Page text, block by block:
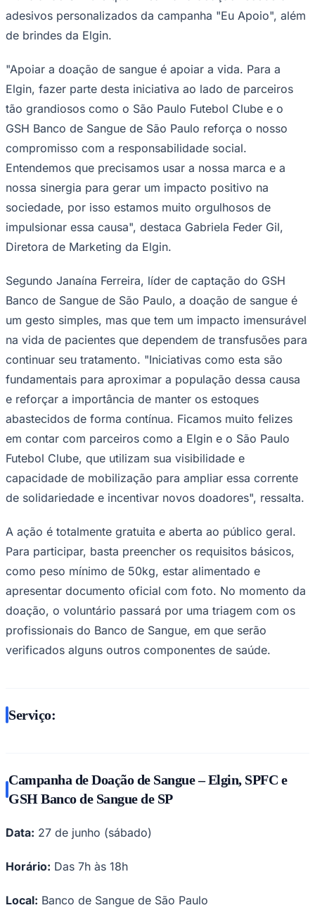
Corinthians
Palmeiras
São Paulo
adesivos personalizados da campanha "Eu Apoio", além
de brindes da Elgin.
"Apoiar a doação de sangue é apoiar a vida. Para a
Elgin, fazer parte desta iniciativa ao lado de parceiros
tão grandiosos como o São Paulo Futebol Clube e o
GSH Banco de Sangue de São Paulo reforça o nosso
compromisso com a responsabilidade social.
Entendemos que precisamos usar a nossa marca e a
nossa sinergia para gerar um impacto positivo na
sociedade, por isso estamos muito orgulhosos de
impulsionar essa causa", destaca Gabriela Feder Gil,
Diretora de Marketing da Elgin.
Segundo Janaína Ferreira, líder de captação do GSH
Banco de Sangue de São Paulo, a doação de sangue é
um gesto simples, mas que tem um impacto imensurável
na vida de pacientes que dependem de transfusões para
continuar seu tratamento. "Iniciativas como esta são
fundamentais para aproximar a população dessa causa
e reforçar a importância de manter os estoques
abastecidos de forma contínua. Ficamos muito felizes
em contar com parceiros como a Elgin e o São Paulo
Futebol Clube, que utilizam sua visibilidade e
capacidade de mobilização para ampliar essa corrente
de solidariedade e incentivar novos doadores", ressalta.
A ação é totalmente gratuita e aberta ao público geral.
Para participar, basta preencher os requisitos básicos,
como peso mínimo de 50kg, estar alimentado e
apresentar documento oficial com foto. No momento da
doação, o voluntário passará por uma triagem com os
profissionais do Banco de Sangue, em que serão
verificados alguns outros componentes de saúde.
Serviço:
Campanha de Doação de Sangue – Elgin, SPFC e
GSH Banco de Sangue de SP
Data: 27 de junho (sábado)
Horário: Das 7h às 18h
Local: Banco de Sangue de São Paulo